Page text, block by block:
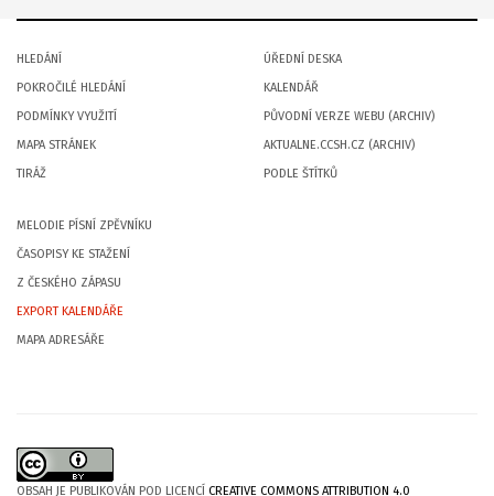
HLEDÁNÍ
POKROČILÉ HLEDÁNÍ
PODMÍNKY VYUŽITÍ
MAPA STRÁNEK
TIRÁŽ
ÚŘEDNÍ DESKA
KALENDÁŘ
PŮVODNÍ VERZE WEBU (ARCHIV)
AKTUALNE.CCSH.CZ (ARCHIV)
PODLE ŠTÍTKŮ
MELODIE PÍSNÍ ZPĚVNÍKU
ČASOPISY KE STAŽENÍ
Z ČESKÉHO ZÁPASU
EXPORT KALENDÁŘE
MAPA ADRESÁŘE
OBSAH JE PUBLIKOVÁN POD LICENCÍ CREATIVE COMMONS ATTRIBUTION 4.0